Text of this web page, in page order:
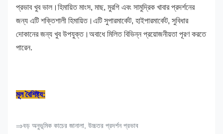
প্রভাব খুব ভাল।হিমায়িত মাংস, মাছ, মুরগি এবং সামুদ্রিক খাবার প্রদর্শনের
জন্য এটি শক্তিশালী হিমায়িত।এটি সুপারমার্কেট, হাইপারমার্কেট, সুবিধার
দোকানের জন্য খুব উপযুক্ত।অবাধে মিলিত বিভিন্ন প্রয়োজনীয়তা পূরণ করতে
পারেন.
মূল বৈশিষ্ট্য:
⇒বড় অনুভূমিক কাচের জানালা, উচ্চতর প্রদর্শন প্রভাব